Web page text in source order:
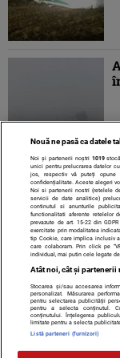
Contact
Citarea se poate face
Nouă ne pasă ca datele
Noi și partenerii noștri 1019
unici pentru prelucrarea datelor
jos, respectiv vă puteți
confidențialitate. Aceste alegeri
Noi si partenerii nostri (retelele
servicii de date analitice)
continutul si anunturile
functionalitati aferente retelelor
prevazute de art. 15-22 din
exercitate prin modalitatea
tip Cookie, care implica inclusiv
care colaboram. Prin click pe
individual, mai putin cele legate
Atât noi, cât și
Stocarea și/sau accesarea
personalizat. Măsurarea
pentru selectarea publicității
pentru a selecta conținutul.
conținutului. Înțelegerea
limitate pentru a selecta
Listă parteneri (furnizori)